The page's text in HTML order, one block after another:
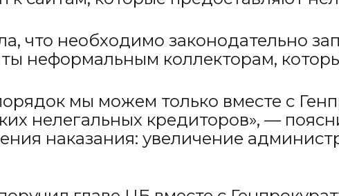
что необходимо законодательно
неформальным коллекторам,
мы можем только вместе с
нелегальных кредиторов», —
наказания: увеличение